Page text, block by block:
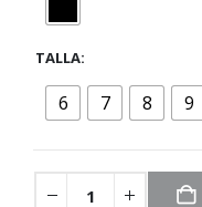
TALLA
6 7 8 9